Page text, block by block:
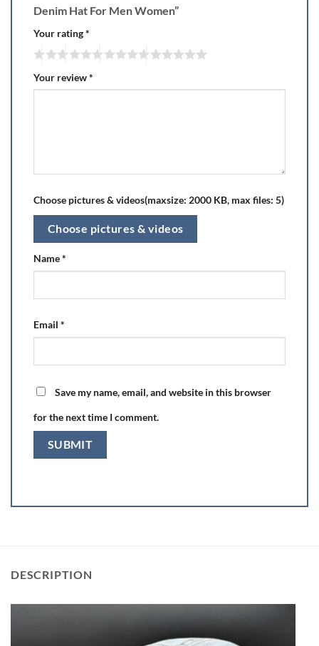
Denim Hat For Men Women”
Your rating*
Your review*
Choose pictures & videos(maxsize: 2000 KB, max files: 5)
Choose pictures & videos
Name*
Email *
Save my name, email, and website in this browser
for the next time I comment.
DESCRIPTION